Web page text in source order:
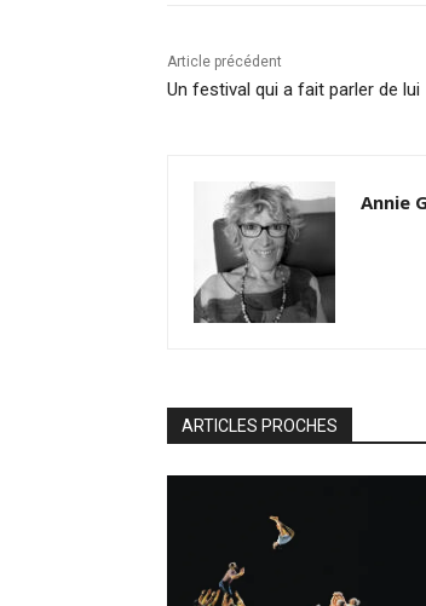
Article précédent
Un festival qui a fait parler de lui
Annie
ARTICLES PROCHES